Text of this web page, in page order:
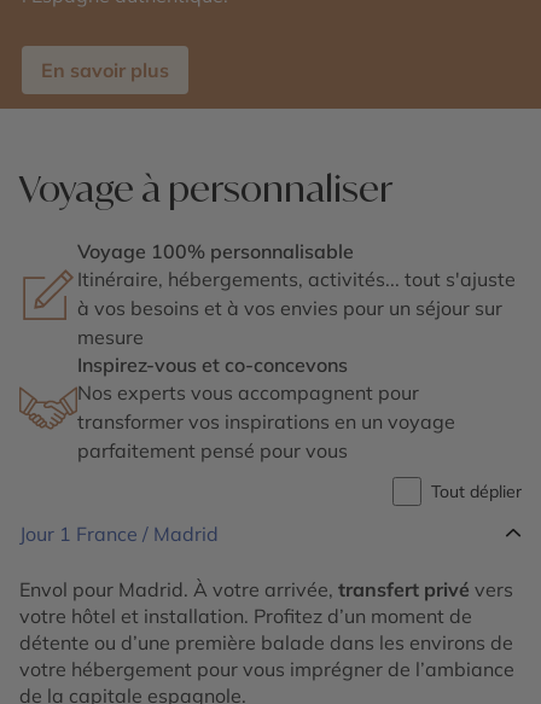
En savoir plus
Voyage à personnaliser
Voyage 100% personnalisable
Itinéraire, hébergements, activités... tout s'ajuste
à vos besoins et à vos envies pour un séjour sur
mesure
Inspirez-vous et co-concevons
Nos experts vous accompagnent pour
transformer vos inspirations en un voyage
parfaitement pensé pour vous
Tout déplier
Jour 1 France / Madrid
Envol pour Madrid. À votre arrivée, transfert privé vers
votre hôtel et installation. Profitez d’un moment de
détente ou d’une première balade dans les environs de
votre hébergement pour vous imprégner de l’ambiance
de la capitale espagnole.